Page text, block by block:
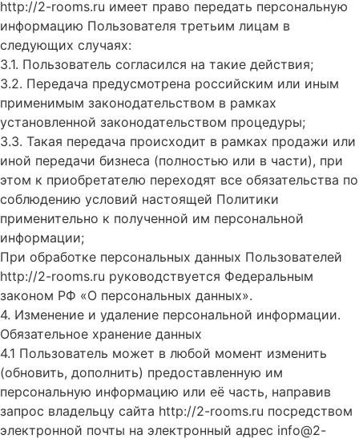
http://2-rooms.ru имеет право передать персональную
информацию Пользователя третьим лицам в
следующих случаях:
3.1. Пользователь согласился на такие действия;
3.2. Передача предусмотрена российским или иным
применимым законодательством в рамках
установленной законодательством процедуры;
3.3. Такая передача происходит в рамках продажи или
иной передачи бизнеса (полностью или в части), при
этом к приобретателю переходят все обязательства по
соблюдению условий настоящей Политики
применительно к полученной им персональной
информации;
При обработке персональных данных Пользователей
http://2-rooms.ru руководствуется Федеральным
законом РФ «О персональных данных».
4. Изменение и удаление персональной информации.
Обязательное хранение данных
4.1 Пользователь может в любой момент изменить
(обновить, дополнить) предоставленную им
персональную информацию или её часть, направив
запрос владельцу сайта http://2-rooms.ru посредством
электронной почты на электронный адрес info@2-